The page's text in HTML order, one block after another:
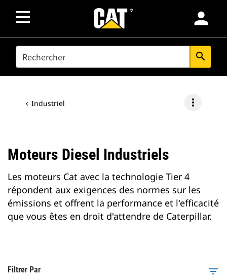
person
SEARCH search
Industriel more_vert
Moteurs Diesel Industriels
Les moteurs Cat avec la technologie Tier 4
répondent aux exigences des normes sur les
émissions et offrent la performance et l'efficacité
que vous êtes en droit d'attendre de Caterpillar.
Filtrer Par filter_list